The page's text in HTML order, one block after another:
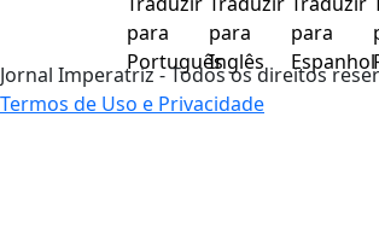
Jornal Imperatriz - Todos os direitos
Termos de Uso e Privacidade